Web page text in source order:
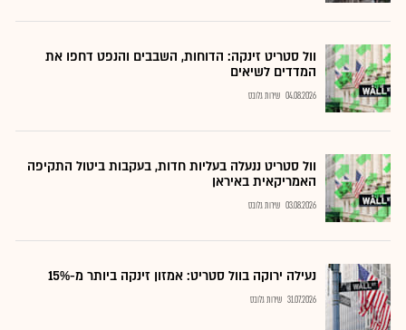
וול סטריט זינקה: הדוחות, השבבים והנפט דחפו את
המדדים לשיאים
04.08.2026 שירות גלובס
וול סטריט ננעלה בעליות חדות, בעקבות ביטול התקיפה
האמריקאית באיראן
03.08.2026 שירות גלובס
נעילה ירוקה בוול סטריט: אמזון זינקה ביותר מ-15%
31.07.2026 שירות גלובס